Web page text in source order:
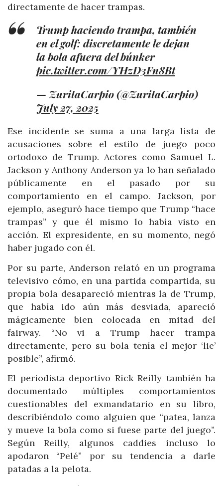
directamente de hacer trampas.
Trump haciendo trampa, también
en el golf: discretamente le dejan
la bola afuera del búnker
pic.twitter.com/YHzD3Fn8Bt
— ZuritaCarpio (@ZuritaCarpio)
July 27, 2025
Ese incidente se suma a una larga lista de
acusaciones sobre el estilo de juego poco
ortodoxo de Trump. Actores como Samuel L.
Jackson y Anthony Anderson ya lo han señalado
públicamente en el pasado por su
comportamiento en el campo. Jackson, por
ejemplo, aseguró hace tiempo que Trump “hace
trampas” y que él mismo lo había visto en
acción. El expresidente, en su momento, negó
haber jugado con él.
Por su parte, Anderson relató en un programa
televisivo cómo, en una partida compartida, su
propia bola desapareció mientras la de Trump,
que había ido aún más desviada, apareció
mágicamente bien colocada en mitad del
fairway. “No vi a Trump hacer trampa
directamente, pero su bola tenía el mejor ‘lie’
posible”, afirmó.
El periodista deportivo Rick Reilly también ha
documentado múltiples comportamientos
cuestionables del exmandatario en su libro,
describiéndolo como alguien que “patea, lanza
y mueve la bola como si fuese parte del juego”.
Según Reilly, algunos caddies incluso lo
apodaron “Pelé” por su tendencia a darle
patadas a la pelota.